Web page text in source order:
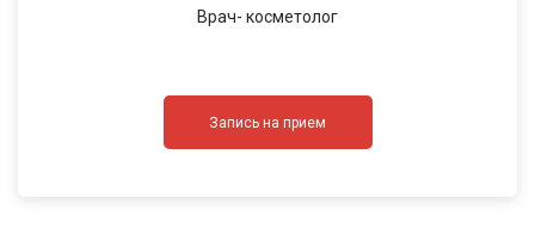
Врач- косметолог
Запись на прием